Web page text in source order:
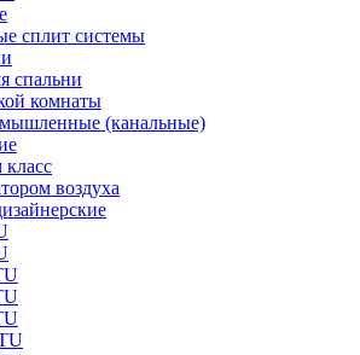
сплит системы
спальни
комнаты
(канальные)
воздуха